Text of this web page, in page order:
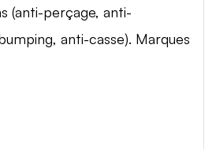
(anti-perçage, anti-
anti-casse). Marques